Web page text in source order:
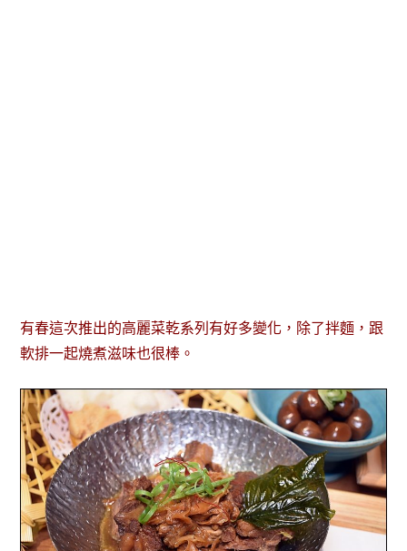
有春這次推出的高麗菜乾系列有好多變化，除了拌麵，跟
軟排一起燒煮滋味也很棒。